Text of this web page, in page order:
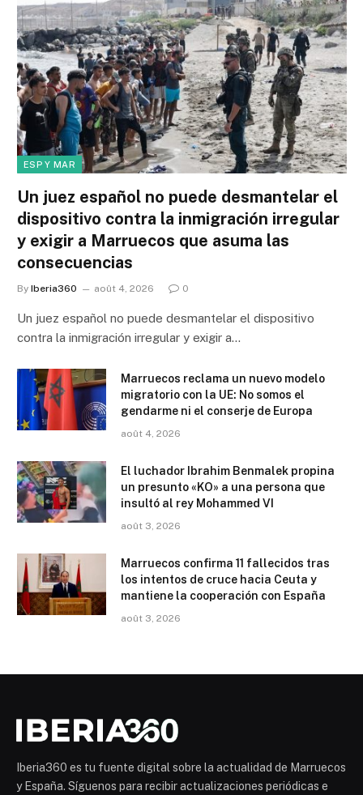
ESP Y MAR
Un juez español no puede desmantelar el
dispositivo contra la inmigración irregular
y exigir a Marruecos que asuma las
consecuencias
By Iberia360 août 4, 2026 0
Un juez español no puede desmantelar el dispositivo
contra la inmigración irregular y exigir a…
Marruecos reclama un nuevo modelo
migratorio con la UE: No somos el
gendarme ni el conserje de Europa
août 4, 2026
El luchador Ibrahim Benmalek propina
un presunto «KO» a una persona que
insultó al rey Mohammed VI
août 3, 2026
Marruecos confirma 11 fallecidos tras
los intentos de cruce hacia Ceuta y
mantiene la cooperación con España
août 3, 2026
Iberia360 es tu fuente digital sobre la actualidad de Marruecos
y España. Síguenos para recibir actualizaciones periódicas e